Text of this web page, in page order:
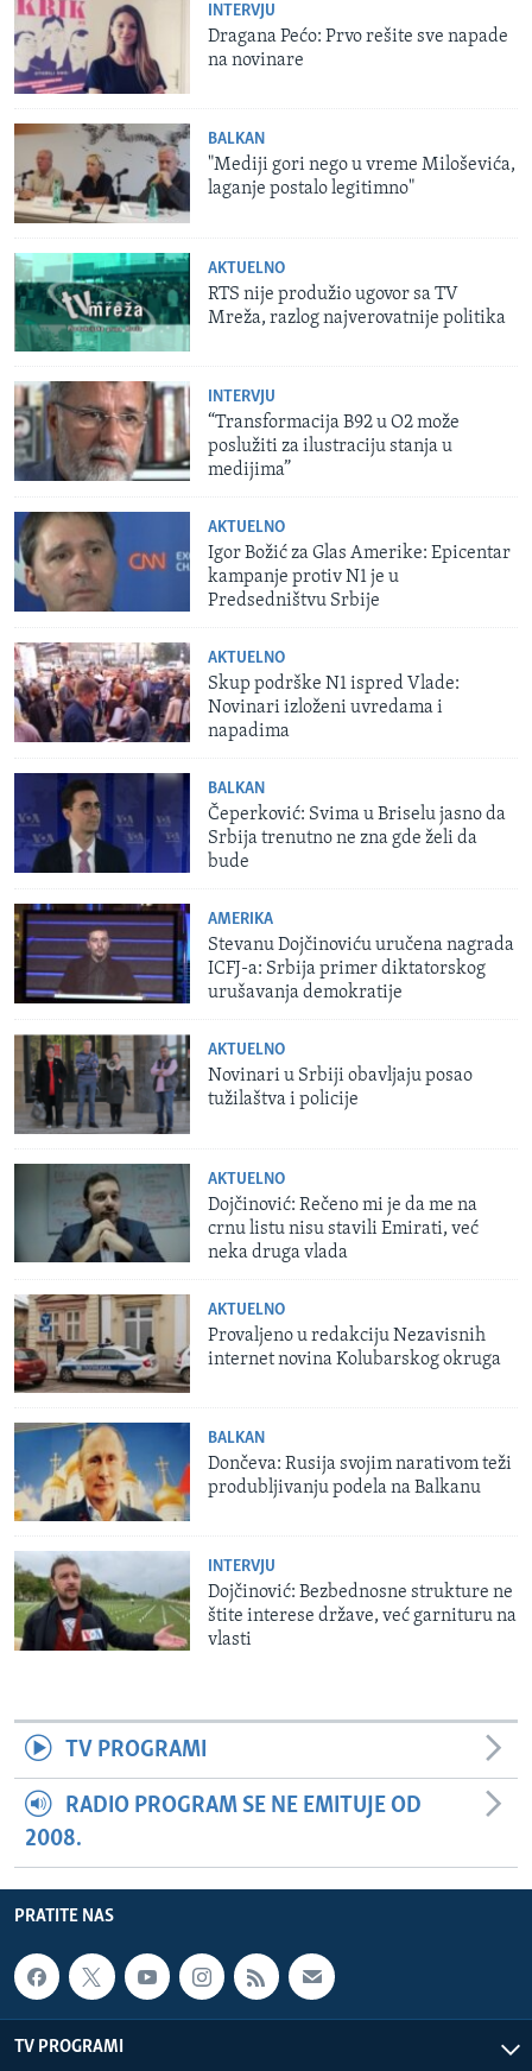
INTERVJU
Dragana Pećo: Prvo rešite sve napade
na novinare
BALKAN
"Mediji gori nego u vreme Miloševića,
laganje postalo legitimno"
AKTUELNO
RTS nije produžio ugovor sa TV
Mreža, razlog najverovatnije politika
INTERVJU
“Transformacija B92 u O2 može
poslužiti za ilustraciju stanja u
medijima”
AKTUELNO
Igor Božić za Glas Amerike: Epicentar
kampanje protiv N1 je u
Predsedništvu Srbije
AKTUELNO
Skup podrške N1 ispred Vlade:
Novinari izloženi uvredama i
napadima
BALKAN
Čeperković: Svima u Briselu jasno da
Srbija trenutno ne zna gde želi da
bude
AMERIKA
Stevanu Dojčinoviću uručena nagrada
ICFJ-a: Srbija primer diktatorskog
urušavanja demokratije
AKTUELNO
Novinari u Srbiji obavljaju posao
tužilaštva i policije
AKTUELNO
Dojčinović: Rečeno mi je da me na
crnu listu nisu stavili Emirati, već
neka druga vlada
AKTUELNO
Provaljeno u redakciju Nezavisnih
internet novina Kolubarskog okruga
BALKAN
Dončeva: Rusija svojim narativom teži
produbljivanju podela na Balkanu
INTERVJU
Dojčinović: Bezbednosne strukture ne
štite interese države, već garnituru na
vlasti
TV PROGRAMI
RADIO PROGRAM SE NE EMITUJE OD
2008.
PRATITE NAS
TV PROGRAMI